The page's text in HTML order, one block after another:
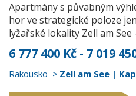
Apartmány s půvabným
hor ve strategické poloze
lyžařské lokality Zell am See
6 777 400 Kč - 7 019
Rakousko Zell am See |